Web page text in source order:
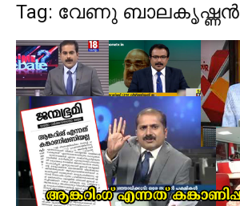
Tag: വേണു ബാലകൃഷ്ണൻ